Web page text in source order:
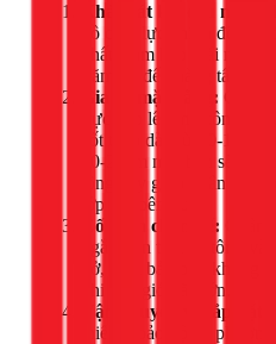
Khảo sát kết cấu mái:
gồ chịu lực chính để xác
nhất, đảm bảo mái nhà
trăm kg đến hàng tấn khi
Gia cố mặt bằng:
trực tiếp lên mái tôn.
cốt thép dày từ 10-
10-20cm mỗi bên sẽ
tông này giúp phân tán
lớp tôn bên dưới.
Cố định chân đế: Chân
ngắn trên tấm bê tông
nở, đảm bảo bồn không
khi gặp gió bão lớn.
Vận chuyển và lắp đặt
thiết bị bảo hộ và